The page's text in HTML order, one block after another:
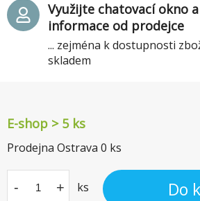
E-shop > 5 ks
Prodejna Ostrava 0 ks
- + ks Do
Využijte chatovací okno
informace od prodejce
... zejména k dostupnosti
skladem